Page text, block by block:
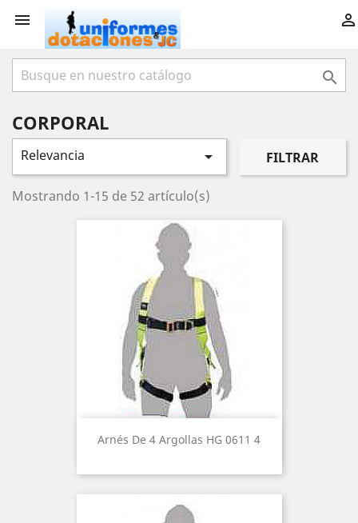
 

CORPORAL
Relevancia  FILTRAR
Mostrando 1-15 de 52 artículo(s)
Arnés De 4 Argollas HG 0611 4